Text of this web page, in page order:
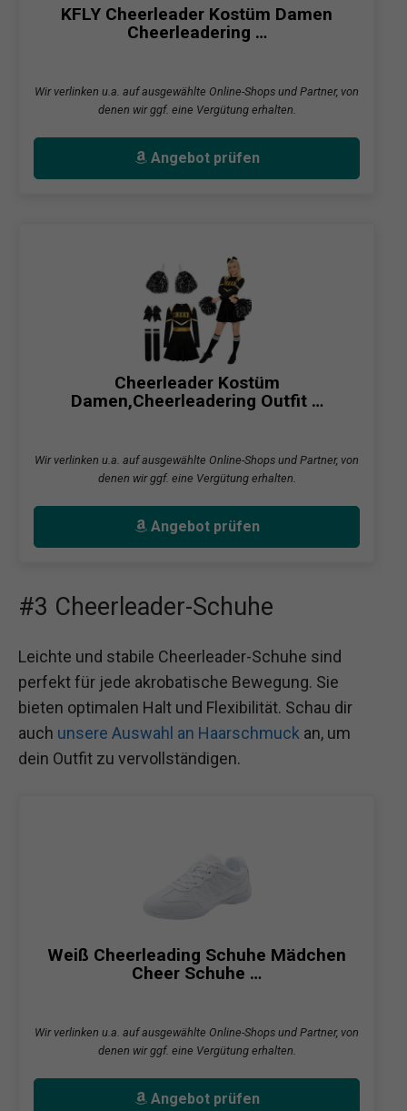
KFLY Cheerleader Kostüm Damen
Cheerleadering …
Wir verlinken u.a. auf ausgewählte Online-Shops und Partner, von
denen wir ggf. eine Vergütung erhalten.
Angebot prüfen
Cheerleader Kostüm
Damen,Cheerleadering Outfit …
Wir verlinken u.a. auf ausgewählte Online-Shops und Partner, von
denen wir ggf. eine Vergütung erhalten.
Angebot prüfen
#3 Cheerleader-Schuhe
Leichte und stabile Cheerleader-Schuhe sind
perfekt für jede akrobatische Bewegung. Sie
bieten optimalen Halt und Flexibilität. Schau dir
auch unsere Auswahl an Haarschmuck an, um
dein Outfit zu vervollständigen.
Weiß Cheerleading Schuhe Mädchen
Cheer Schuhe …
Wir verlinken u.a. auf ausgewählte Online-Shops und Partner, von
denen wir ggf. eine Vergütung erhalten.
Angebot prüfen